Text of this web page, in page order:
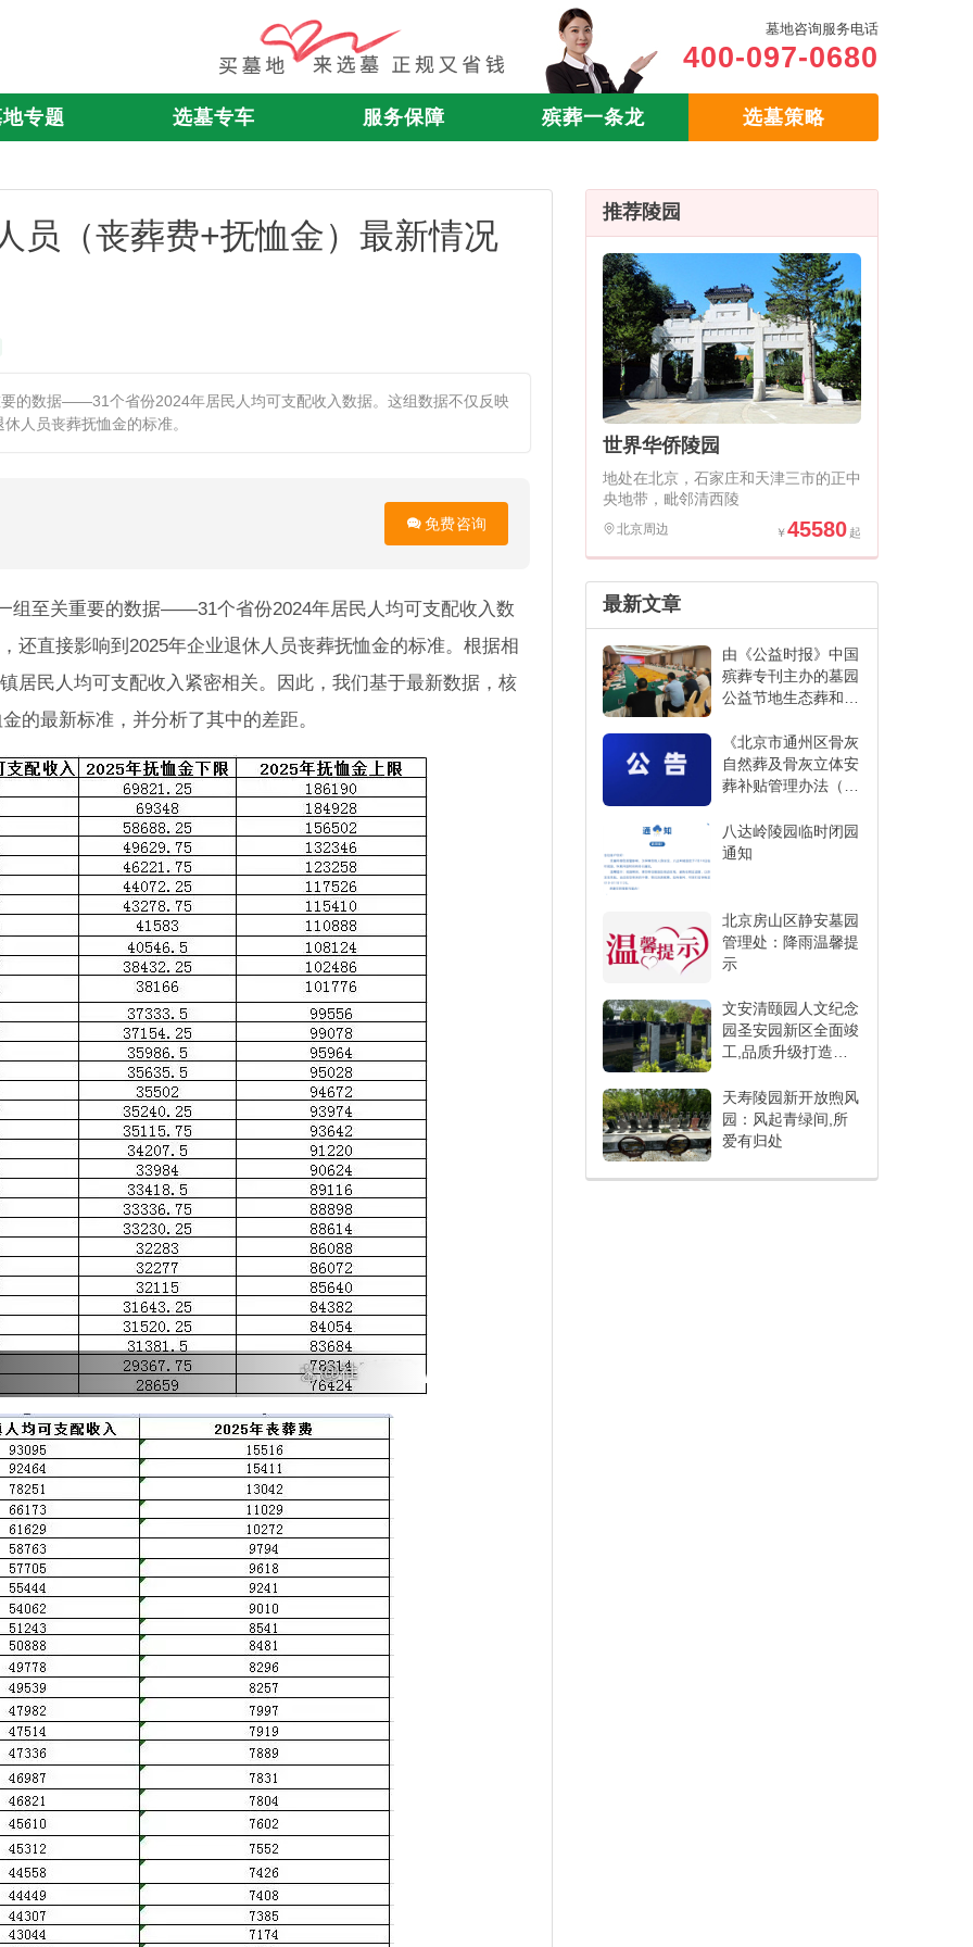
墓地咨询服务电话
400-097-0680
专题 选墓专车 服务保障 殡葬一条龙 选墓策略
员（丧葬费+抚恤金）最新情况
的数据——31个省份2024年居民人均可支配收入数据。这组数据不仅反映
人员丧葬抚恤金的标准。
免费咨询
组至关重要的数据——31个省份2024年居民人均可支配收入数
还直接影响到2025年企业退休人员丧葬抚恤金的标准。根据相
居民人均可支配收入紧密相关。因此，我们基于最新数据，核
的最新标准，并分析了其中的差距。
推荐陵园
世界华侨陵园
地处在北京，石家庄和天津三市的正中
央地带，毗邻清西陵
北京周边 45580
最新文章
由《公益时报》中国
殡葬专刊主办的墓园
公益节地生态葬和创
在江苏省宜兴市举办
《北京市通州区骨灰
自然葬及骨灰立体安
葬补贴管理办法（征
八达岭陵园临时闭园
通知
北京房山区静安墓园
管理处：降雨温馨提
示
文安清颐园人文纪念
园圣安园新区全面竣
工,品质升级打造人
天寿陵园新开放煦风
园：风起青绿间,所
爱有归处